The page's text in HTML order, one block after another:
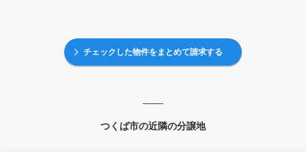
チェックした物件をまとめて請求する
つくば市の近隣の分譲地